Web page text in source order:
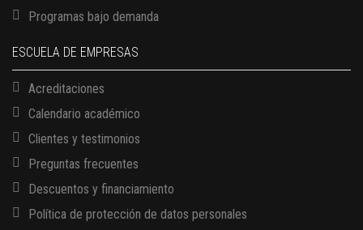
Programas bajo demanda
ESCUELA DE EMPRESAS
Acreditaciones
Calendario académico
Clientes y testimonios
Preguntas frecuentes
Descuentos y financiamiento
Política de protección de datos personales